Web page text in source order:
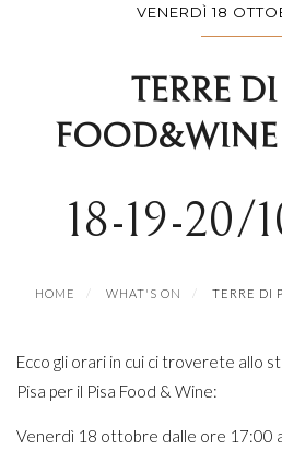
VENERDÌ 18
TERRE
FOOD&WINE
18-19-20/
HOME WHAT'S ON TERRE DI
Ecco gli orari in cui ci troverete allo
Pisa per il Pisa Food & Wine:
Venerdì 18 ottobre dalle ore 17:00